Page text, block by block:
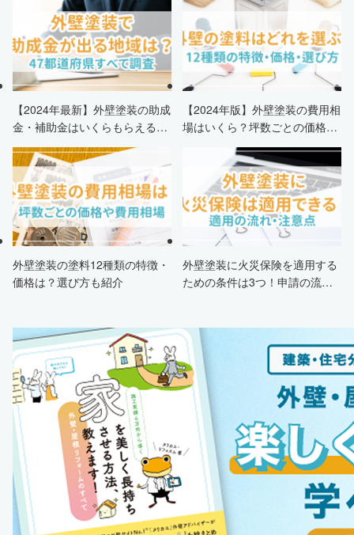
【2024年最新】外壁塗装の助成
金・補助金はいくらもらえる？
申請条件・市区町村情報・安く
する方法も紹介！
【2024年版】外壁塗装の費用相
場はいくら？坪数ごとの価格も
外壁塗装の塗料12種類の特徴・
価格は？選び方も紹介
外壁塗装に火災保険を適用する
ための条件は3つ！申請の流